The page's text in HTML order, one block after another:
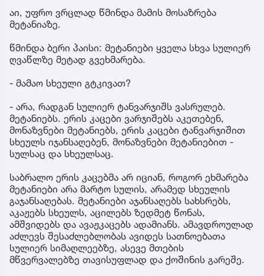
აი, უფრო ვრცლად წმინდა მამის მოსაზრება
მეტანიაზე.
წმინდა ბერი პაისი: მეტანიები ყველა სხვა სულიერ
ღვაწლზე მეტად გვეხმარება.
- მამაო სხეული გტკივათ?
- არა, რადგან სულიერ ტანვარჯიშს ვასრულებ.
მეტანიებს. ერის კაცები ვარჯიშებს აკეთებენ,
მონაზვნები მეტანიებს, ერის კაცები ტანვარჯიშით
სხეულს იჯანსაღებენ, მონაზვნები მეტანიებით -
სულსაც და სხეულსაც.
საბრალო ერის კაცებმა არ იციან, როგორ ეხმარება
მეტანიები არა მარტო სულის, არამედ სხეულის
გაჯანსაღებას. მეტანიები აჯანსაღებს სახსრებს,
აკაჟებს სხეულს, აცილებს ზედმეტ წონას,
ამშვიდებს და ავაჟკაცებს ადამიანს. ამავდროულად
აძლევს შესაძლებლობას ავიდეს სათნოებათა
სულიერ სიმაღლეებზე, ასევე მთების
მწვერვალებზე თავისუფლად და ქოშინის გარეშე.